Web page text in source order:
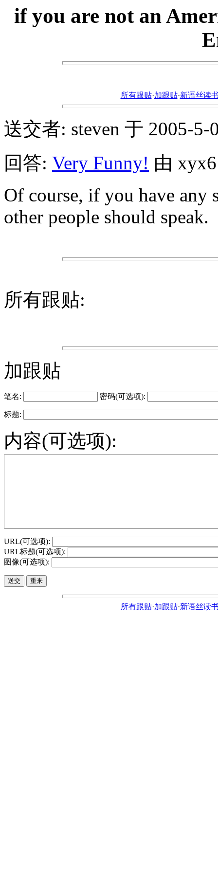
if you are not an
所有跟贴·加跟贴·新语丝读
送交者: steven 于 2005-5-
回答: Very Funny! 由
Of course, if you have any
other people should speak.
所有跟贴:
加跟贴
笔名: 密码(可选项):
标题:
内容(可选项):
URL(可选项):
URL标题(可选项):
图像(可选项):
所有跟贴·加跟贴·新语丝读